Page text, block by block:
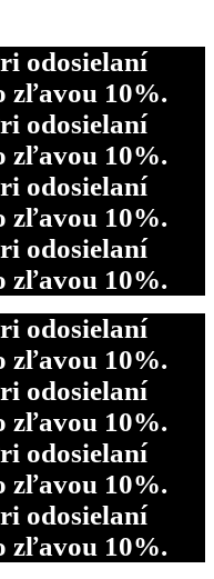
odosielaní
zľavou 10%.
odosielaní
zľavou 10%.
odosielaní
zľavou 10%.
odosielaní
zľavou 10%.
odosielaní
zľavou 10%.
odosielaní
zľavou 10%.
odosielaní
zľavou 10%.
odosielaní
zľavou 10%.